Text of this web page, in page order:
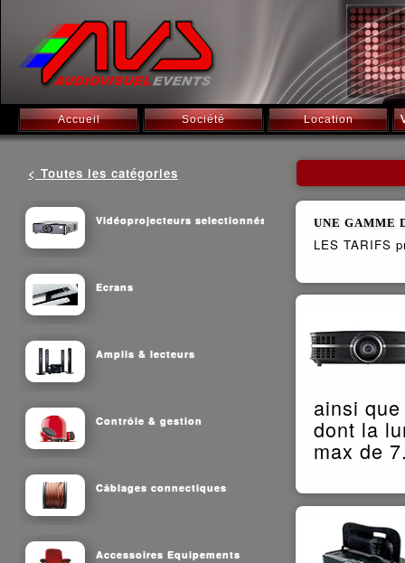
Accueil Société Location
< Toutes les catégories
Vidéoprojecteurs selectionnés
Ecrans
Amplis & lecteurs
Contrôle & gestion
Câblages connectiques
Accessoires Equipements
UNE GAMME
LES TARIFS
ainsi
dont la
max de